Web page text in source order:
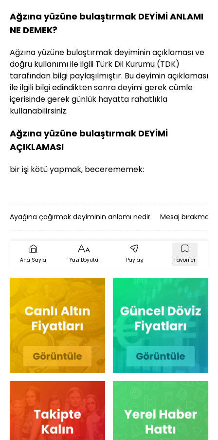
Ağzına yüzüne bulaştırmak DEYİMİ ANLAMI
NE DEMEK?
Ağzına yüzüne bulaştırmak deyiminin açıklaması ve
doğru kullanımı ile ilgili Türk Dil Kurumu (TDK)
tarafından bilgi paylaşılmıştır. Bu deyimin açıklaması
ile ilgili bilgi edindikten sonra deyimi gerek cümle
içerisinde gerek günlük hayatta rahatlıkla
kullanabilirsiniz.
Ağzına yüzüne bulaştırmak DEYİMİ
AÇIKLAMASI
bir işi kötü yapmak, becerememek:
Ayağına çağırmak deyiminin anlamı nedir Mesaj bırakmak
Ana Sayfa Yazı Boyutu Paylaş Favoriler